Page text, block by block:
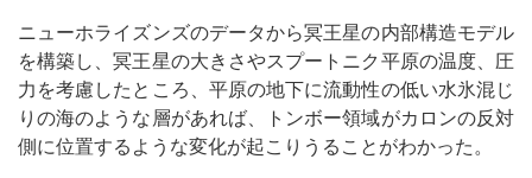
ニューホライズンズのデータから冥王星の内部構造モデル
を構築し、冥王星の大きさやスプートニク平原の温度、圧
力を考慮したところ、平原の地下に流動性の低い水氷混じ
りの海のような層があれば、トンボー領域がカロンの反対
側に位置するような変化が起こりうることがわかった。